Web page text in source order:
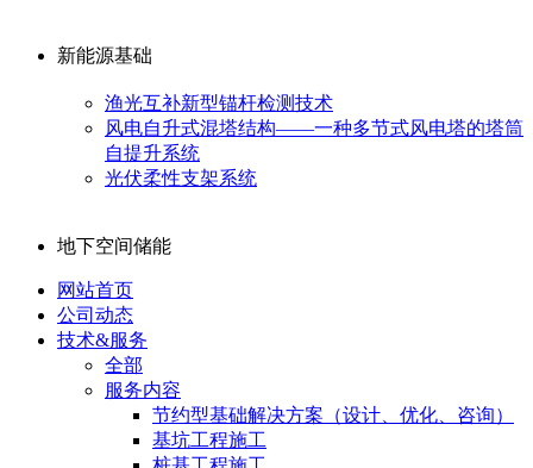
新能源基础
渔光互补新型锚杆检测技术
风电自升式混塔结构——一种多节式风电塔的塔筒
自提升系统
光伏柔性支架系统
地下空间储能
网站首页
公司动态
技术&服务
全部
服务内容
节约型基础解决方案（设计、优化、咨询）
基坑工程施工